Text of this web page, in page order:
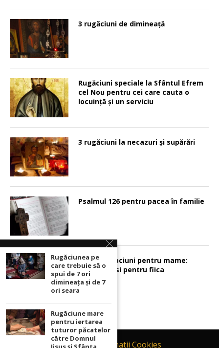
3 rugăciuni de dimineață
Rugăciuni speciale la Sfântul Efrem
cel Nou pentru cei care cauta o
locuinţă şi un serviciu
3 rugăciuni la necazuri și supărări
Psalmul 126 pentru pacea în familie
Sunt 2 rugaciuni pentru mame:
pentru fiu si pentru fiica
Contact Informatii Cookies
Rugăciunea pe
care trebuie să o
spui de 7 ori
dimineața și de 7
ori seara
Rugăciune mare
pentru iertarea
tuturor păcatelor
către Domnul